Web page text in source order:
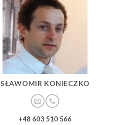
SŁAWOMIR KONIECZKO
+48 603 510 566